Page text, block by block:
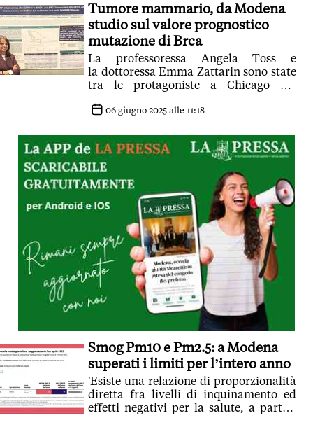
Tumore mammario, da Modena
studio sul valore prognostico
mutazione di Brca
La professoressa Angela Toss e
la dottoressa Emma Zattarin sono state
tra le protagoniste a Chicago del
06 giugno 2025 alle 11:18
Smog Pm10 e Pm2.5: a Modena
superati i limiti per l’intero anno
'Esiste una relazione di proporzionalità
diretta fra livelli di inquinamento ed
effetti negativi per la salute, a partire